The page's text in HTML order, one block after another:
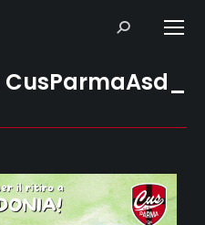
Search:
CusParmaAsd_